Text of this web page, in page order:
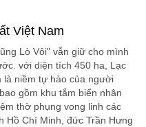
Việt Nam
Lò Vôi" vẫn giữ cho mình
với diện tích 450 ha, Lạc
là niềm tự hào của người
gồm khu tắm biển nhân
thờ phụng vong linh các
Hồ Chí Minh, đức Trần Hưng